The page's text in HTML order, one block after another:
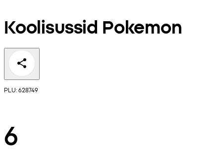
Koolisussid Pokemon
PLU: 628749
6